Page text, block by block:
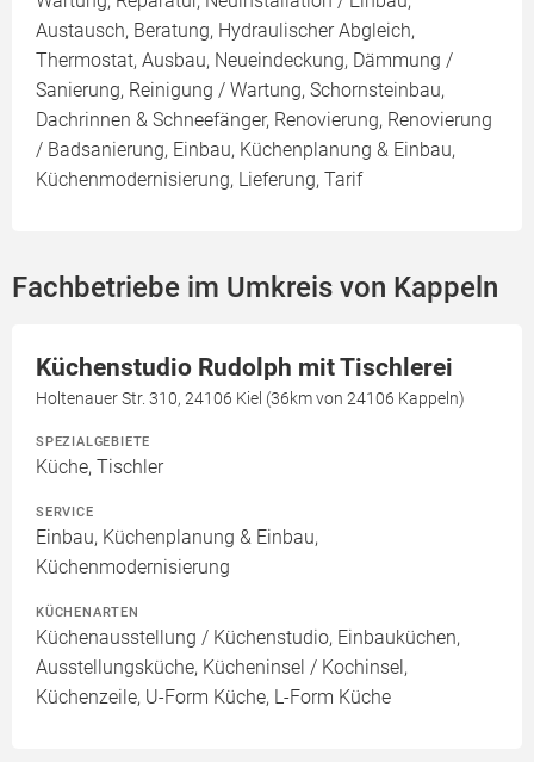
Austausch, Beratung, Hydraulischer Abgleich,
Thermostat, Ausbau, Neueindeckung, Dämmung /
Sanierung, Reinigung / Wartung, Schornsteinbau,
Dachrinnen & Schneefänger, Renovierung, Renovierung
/ Badsanierung, Einbau, Küchenplanung & Einbau,
Küchenmodernisierung, Lieferung, Tarif
Fachbetriebe im Umkreis von Kappeln
Küchenstudio Rudolph mit Tischlerei
Holtenauer Str. 310, 24106 Kiel (36km von 24106 Kappeln)
SPEZIALGEBIETE
Küche, Tischler
SERVICE
Einbau, Küchenplanung & Einbau,
Küchenmodernisierung
KÜCHENARTEN
Küchenausstellung / Küchenstudio, Einbauküchen,
Ausstellungsküche, Kücheninsel / Kochinsel,
Küchenzeile, U-Form Küche, L-Form Küche